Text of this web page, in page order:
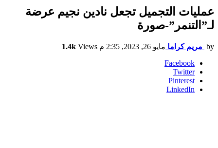
عمليات التجميل تجعل نادين نجيم عرضة
لـ”التنمر”-صورة
by مريم كراما مايو 26, 2023, 2:35 م 1.4k Views
Facebook
Twitter
Pinterest
LinkedIn